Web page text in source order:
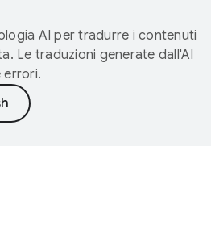
AI per tradurre i contenuti
Le traduzioni generate dall'AI